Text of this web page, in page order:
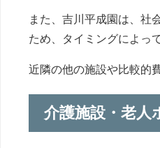
また、吉川平成園は、社
ため、タイミングによっ
近隣の他の施設や比較的
介護施設・老人